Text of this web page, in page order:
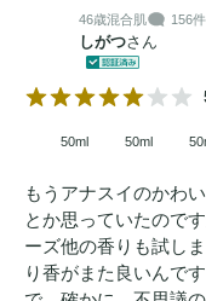
46歳混合肌 156件
しがつさん
50ml 50ml
もうアナスイのかわ
とか思っていたので
ーズ他の香りも試し
り香がまた良いんで